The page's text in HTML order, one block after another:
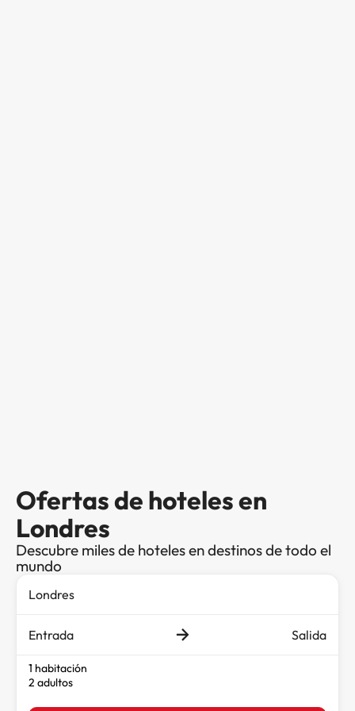
Ofertas de hoteles en
Londres
Descubre miles de hoteles en destinos de todo el
mundo
Entrada Salida
1 habitación
2 adultos